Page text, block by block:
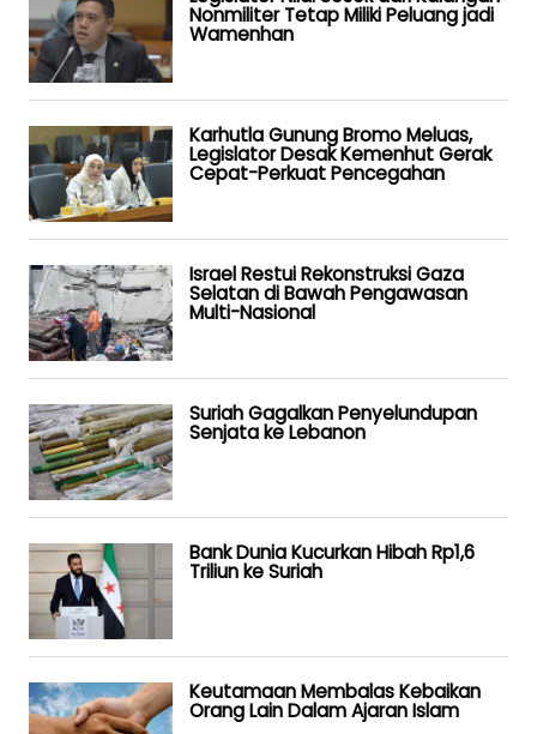
Nonmiliter Tetap Miliki Peluang jadi
Wamenhan
Karhutla Gunung Bromo Meluas,
Legislator Desak Kemenhut Gerak
Cepat-Perkuat Pencegahan
Israel Restui Rekonstruksi Gaza
Selatan di Bawah Pengawasan
Multi-Nasional
Suriah Gagalkan Penyelundupan
Senjata ke Lebanon
Bank Dunia Kucurkan Hibah Rp1,6
Triliun ke Suriah
Keutamaan Membalas Kebaikan
Orang Lain Dalam Ajaran Islam